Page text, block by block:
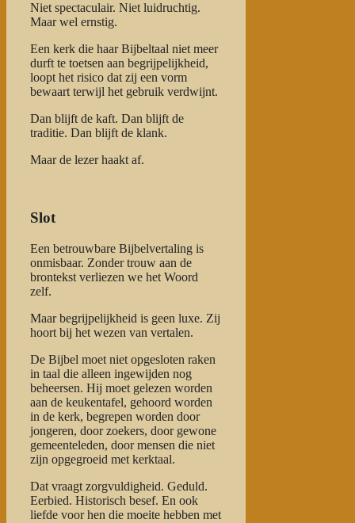
Niet spectaculair. Niet luidruchtig.
Maar wel ernstig.
Een kerk die haar Bijbeltaal niet meer
durft te toetsen aan begrijpelijkheid,
loopt het risico dat zij een vorm
bewaart terwijl het gebruik verdwijnt.
Dan blijft de kaft. Dan blijft de
traditie. Dan blijft de klank.
Maar de lezer haakt af.
Slot
Een betrouwbare Bijbelvertaling is
onmisbaar. Zonder trouw aan de
brontekst verliezen we het Woord
zelf.
Maar begrijpelijkheid is geen luxe. Zij
hoort bij het wezen van vertalen.
De Bijbel moet niet opgesloten raken
in taal die alleen ingewijden nog
beheersen. Hij moet gelezen worden
aan de keukentafel, gehoord worden
in de kerk, begrepen worden door
jongeren, door zoekers, door gewone
gemeenteleden, door mensen die niet
zijn opgegroeid met kerktaal.
Dat vraagt zorgvuldigheid. Geduld.
Eerbied. Historisch besef. En ook
liefde voor hen die moeite hebben met